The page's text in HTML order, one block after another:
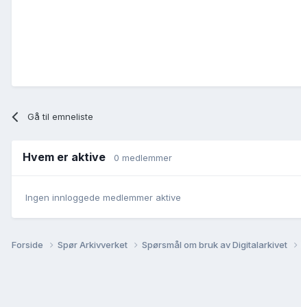
Gå til emneliste
Hvem er aktive 0 medlemmer
Ingen innloggede medlemmer aktive
Forside Spør Arkivverket Spørsmål om bruk av Digitalarkivet